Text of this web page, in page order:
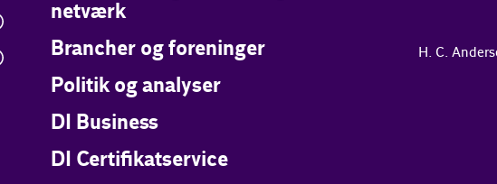
netværk
Brancher og foreninger
Politik og analyser
DI Business
DI Certifikatservice
H. C.